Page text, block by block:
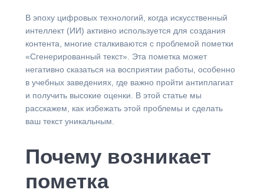
В эпоху цифровых технологий, когда искусственный
интеллект (ИИ) активно используется для создания
контента, многие сталкиваются с проблемой пометки
«Сгенерированный текст». Эта пометка может
негативно сказаться на восприятии работы, особенно
в учебных заведениях, где важно пройти антиплагиат
и получить высокие оценки. В этой статье мы
расскажем, как избежать этой проблемы и сделать
ваш текст уникальным.
Почему возникает
пометка